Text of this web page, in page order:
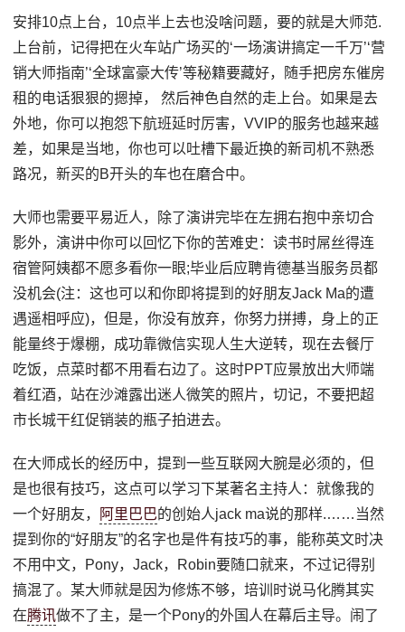
安排10点上台，10点半上去也没啥问题，要的就是大师范.
上台前，记得把在火车站广场买的‘一场演讲搞定一千万’‘营
销大师指南’‘全球富豪大传’等秘籍要藏好，随手把房东催房
租的电话狠狠的摁掉， 然后神色自然的走上台。如果是去
外地，你可以抱怨下航班延时厉害，VVIP的服务也越来越
差，如果是当地，你也可以吐槽下最近换的新司机不熟悉
路况，新买的B开头的车也在磨合中。
大师也需要平易近人，除了演讲完毕在左拥右抱中亲切合
影外，演讲中你可以回忆下你的苦难史：读书时屌丝得连
宿管阿姨都不愿多看你一眼;毕业后应聘肯德基当服务员都
没机会(注：这也可以和你即将提到的好朋友Jack Ma的遭
遇遥相呼应)，但是，你没有放弃，你努力拼搏，身上的正
能量终于爆棚，成功靠微信实现人生大逆转，现在去餐厅
吃饭，点菜时都不用看右边了。这时PPT应景放出大师端
着红酒，站在沙滩露出迷人微笑的照片，切记，不要把超
市长城干红促销装的瓶子拍进去。
在大师成长的经历中，提到一些互联网大腕是必须的，但
是也很有技巧，这点可以学习下某著名主持人：就像我的
一个好朋友，
阿里巴巴的创始人jack ma说的那样.……当然
提到你的“好朋友”的名字也是件有技巧的事，能称英文时决
不用中文，Pony，Jack，Robin要随口就来，不过记得别
搞混了。某大师就是因为修炼不够，培训时说马化腾其实
在腾讯做不了主，是一个Pony的外国人在幕后主导。闹了